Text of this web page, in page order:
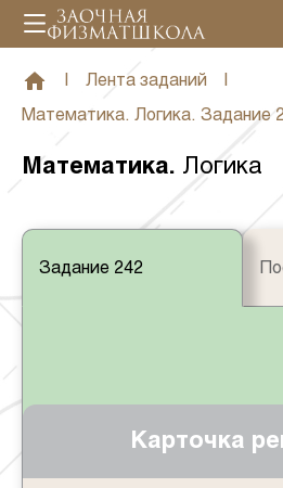
Лента заданий
Математика. Логика. Задание
Математика. Логика
Задание 242
Карточка